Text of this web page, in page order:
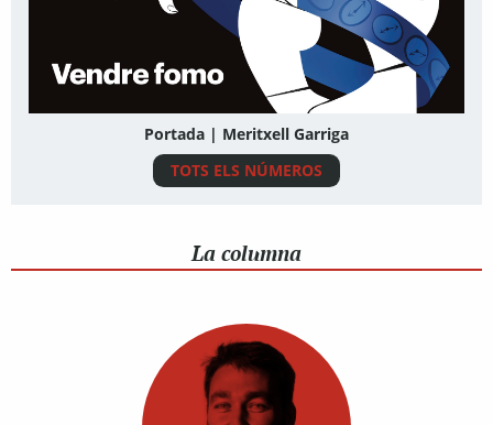
Portada | Meritxell Garriga
TOTS ELS NÚMEROS
La columna